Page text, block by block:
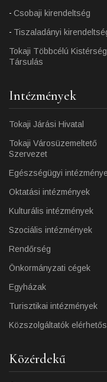
Csobaji kirendeltség
Tiszaladányi
Tokaji Többcélú
Társulás
Intézmények
Tokaji Járási Hivatal
Tokaji Városüzemeltető
Szervezet
Egészségügyi
Oktatási intézmények
Kulturális intézmények
Szociális intézmények
Rendőrség
Önkormányzati cégek
Egyházak
Turisztikai intézmények
Közszolgáltatók
Közérdekű